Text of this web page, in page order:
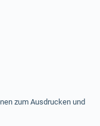
zum Ausdrucken und